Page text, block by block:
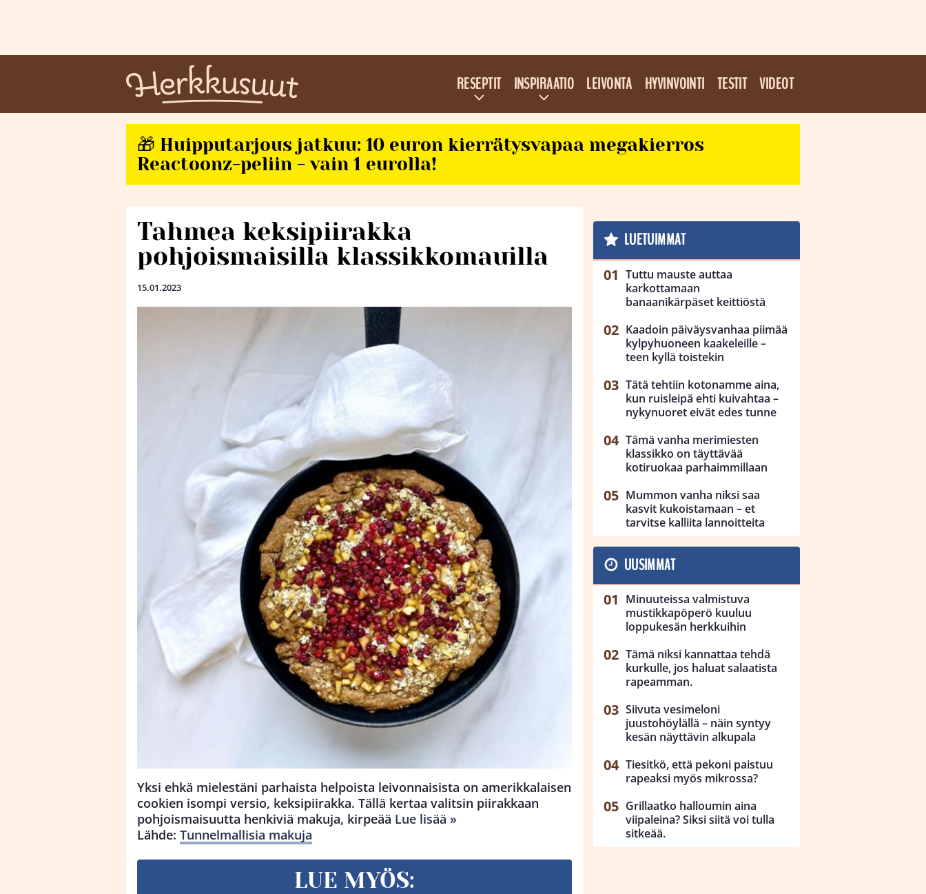
RESEPTIT INSPIRAATIO LEIVONTA HYVINVOINTI TESTIT VIDEOT
🎁 Huipputarjous jatkuu: 10 euron kierrätysvapaa megakierros
Reactoonz-peliin - vain 1 eurolla!
Tahmea keksipiirakka
pohjoismaisilla klassikkomauilla
15.01.2023
Yksi ehkä mielestäni parhaista helpoista leivonnaisista on amerikkalaisen
cookien isompi versio, keksipiirakka. Tällä kertaa valitsin piirakkaan
pohjoismaisuutta henkiviä makuja, kirpeää Lue lisää »
Lähde: Tunnelmallisia makuja
LUE MYÖS:
LUETUIMMAT
Tuttu mauste auttaa
karkottamaan
banaanikärpäset keittiöstä
Kaadoin päiväysvanhaa piimää
kylpyhuoneen kaakeleille –
teen kyllä toistekin
Tätä tehtiin kotonamme aina,
kun ruisleipä ehti kuivahtaa –
nykynuoret eivät edes tunne
Tämä vanha merimiesten
klassikko on täyttävää
kotiruokaa parhaimmillaan
Mummon vanha niksi saa
kasvit kukoistamaan – et
tarvitse kalliita lannoitteita
UUSIMMAT
Minuuteissa valmistuva
mustikkapöperö kuuluu
loppukesän herkkuihin
Tämä niksi kannattaa tehdä
kurkulle, jos haluat salaatista
rapeamman.
Siivuta vesimeloni
juustohöylällä – näin syntyy
kesän näyttävin alkupala
Tiesitkö, että pekoni paistuu
rapeaksi myös mikrossa?
Grillaatko halloumin aina
viipaleina? Siksi siitä voi tulla
sitkeää.